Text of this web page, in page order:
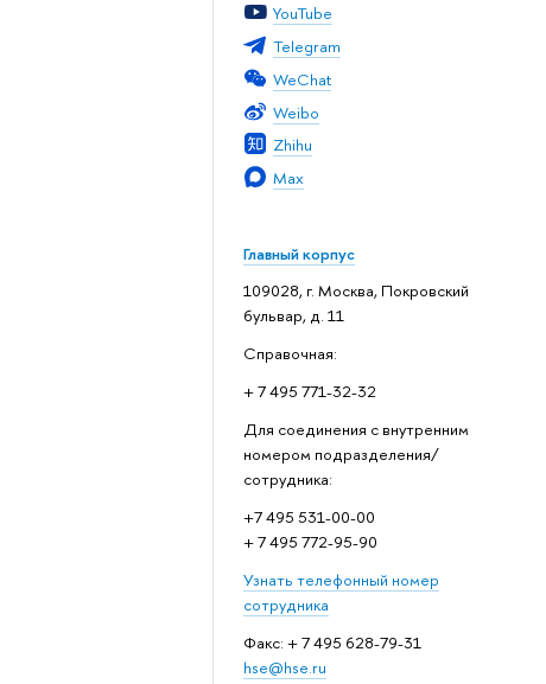
YouTube
Telegram
WeChat
Weibo
Zhihu
Max
Главный корпус
109028, г. Москва, Покровский
бульвар, д. 11
Справочная:
+ 7 495 771-32-32
Для соединения с внутренним
номером подразделения/
сотрудника:
+7 495 531-00-00
+ 7 495 772-95-90
Узнать телефонный номер
сотрудника
Факс: + 7 495 628-79-31
hse@hse.ru